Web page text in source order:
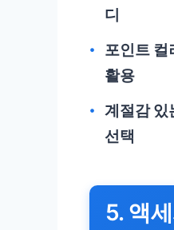
디
포인트 컬
활용
계절감 있
선택
5. 액